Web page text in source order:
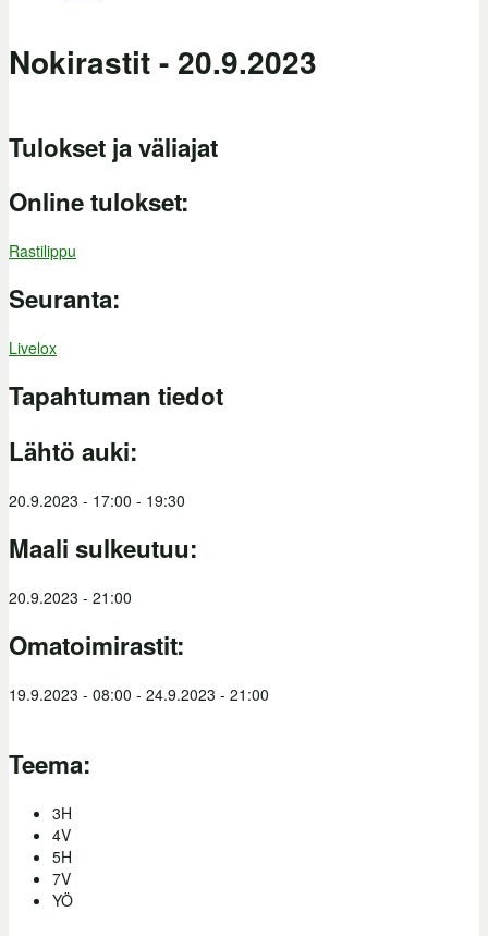
Nokirastit - 20.9.2023
Tulokset ja väliajat
Online tulokset:
Rastilippu
Seuranta:
Livelox
Tapahtuman tiedot
Lähtö auki:
20.9.2023 - 17:00 - 19:30
Maali sulkeutuu:
20.9.2023 - 21:00
Omatoimirastit:
19.9.2023 - 08:00 - 24.9.2023 - 21:00
Teema:
3H
4V
5H
7V
YÖ